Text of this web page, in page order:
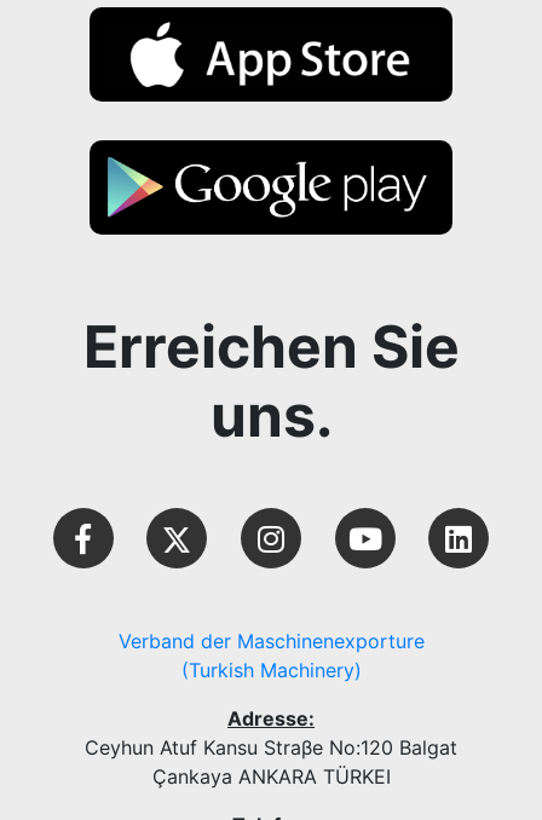
Erreichen Sie
uns.
Verband der Maschinenexporture
(Turkish Machinery)
Adresse:
Ceyhun Atuf Kansu Straβe No:120 Balgat
Çankaya ANKARA TÜRKEI